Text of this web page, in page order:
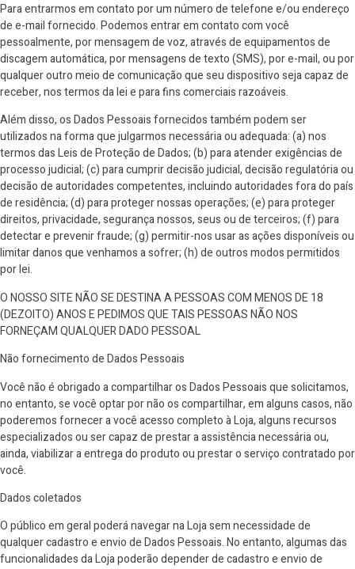
Para entrarmos em contato por um número de telefone e/ou endereço
de e-mail fornecido. Podemos entrar em contato com você
pessoalmente, por mensagem de voz, através de equipamentos de
discagem automática, por mensagens de texto (SMS), por e-mail, ou por
qualquer outro meio de comunicação que seu dispositivo seja capaz de
receber, nos termos da lei e para fins comerciais razoáveis.
Além disso, os Dados Pessoais fornecidos também podem ser
utilizados na forma que julgarmos necessária ou adequada: (a) nos
termos das Leis de Proteção de Dados; (b) para atender exigências de
processo judicial; (c) para cumprir decisão judicial, decisão regulatória ou
decisão de autoridades competentes, incluindo autoridades fora do país
de residência; (d) para proteger nossas operações; (e) para proteger
direitos, privacidade, segurança nossos, seus ou de terceiros; (f) para
detectar e prevenir fraude; (g) permitir-nos usar as ações disponíveis ou
limitar danos que venhamos a sofrer; (h) de outros modos permitidos
por lei.
O NOSSO SITE NÃO SE DESTINA A PESSOAS COM MENOS DE 18
(DEZOITO) ANOS E PEDIMOS QUE TAIS PESSOAS NÃO NOS
FORNEÇAM QUALQUER DADO PESSOAL
Não fornecimento de Dados Pessoais
Você não é obrigado a compartilhar os Dados Pessoais que solicitamos,
no entanto, se você optar por não os compartilhar, em alguns casos, não
poderemos fornecer a você acesso completo à Loja, alguns recursos
especializados ou ser capaz de prestar a assistência necessária ou,
ainda, viabilizar a entrega do produto ou prestar o serviço contratado por
você.
Dados coletados
O público em geral poderá navegar na Loja sem necessidade de
qualquer cadastro e envio de Dados Pessoais. No entanto, algumas das
funcionalidades da Loja poderão depender de cadastro e envio de